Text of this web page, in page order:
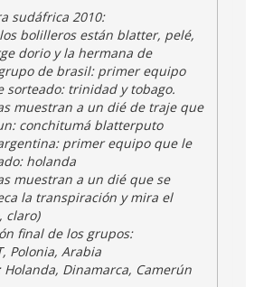
sudáfrica 2010:
bolilleros están blatter, pelé,
dorio y la hermana de
de brasil: primer equipo
sorteado: trinidad y tobago.
muestran a un dié de traje que
conchitumá blatterputo
primer equipo que le
holanda
muestran a un dié que se
la transpiración y mira el
claro)
final de los grupos:
Polonia, Arabia
Dinamarca, Camerún